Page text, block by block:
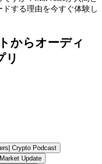
する理由を今すぐ体験し
からオーディ
リ
| Crypto Podcast
Market Update